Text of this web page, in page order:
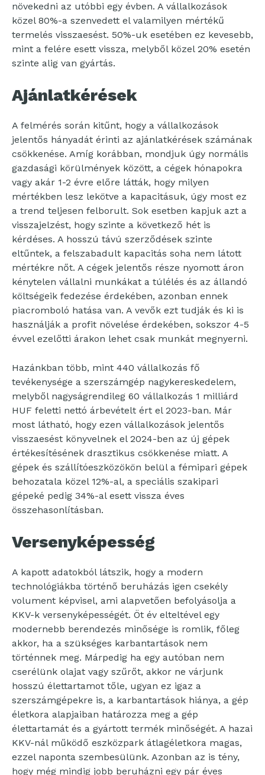
növekedni az utóbbi egy évben. A vállalkozások
közel 80%-a szenvedett el valamilyen mértékű
termelés visszaesést. 50%-uk esetében ez kevesebb,
mint a felére esett vissza, melyből közel 20% esetén
szinte alig van gyártás.
Ajánlatkérések
A felmérés során kitűnt, hogy a vállalkozások
jelentős hányadát érinti az ajánlatkérések számának
csökkenése. Amíg korábban, mondjuk úgy normális
gazdasági körülmények között, a cégek hónapokra
vagy akár 1-2 évre előre látták, hogy milyen
mértékben lesz lekötve a kapacitásuk, úgy most ez
a trend teljesen felborult. Sok esetben kapjuk azt a
visszajelzést, hogy szinte a következő hét is
kérdéses. A hosszú távú szerződések szinte
eltűntek, a felszabadult kapacitás soha nem látott
mértékre nőt. A cégek jelentős része nyomott áron
kénytelen vállalni munkákat a túlélés és az állandó
költségeik fedezése érdekében, azonban ennek
piacromboló hatása van. A vevők ezt tudják és ki is
használják a profit növelése érdekében, sokszor 4-5
évvel ezelőtti árakon lehet csak munkát megnyerni.
Hazánkban több, mint 440 vállalkozás fő
tevékenysége a szerszámgép nagykereskedelem,
melyből nagyságrendileg 60 vállalkozás 1 milliárd
HUF feletti nettó árbevételt ért el 2023-ban. Már
most látható, hogy ezen vállalkozások jelentős
visszaesést könyvelnek el 2024-ben az új gépek
értékesítésének drasztikus csökkenése miatt. A
gépek és szállítóeszközökön belül a fémipari gépek
behozatala közel 12%-al, a speciális szakipari
gépeké pedig 34%-al esett vissza éves
összehasonlításban.
Versenyképesség
A kapott adatokból látszik, hogy a modern
technológiákba történő beruházás igen csekély
volument képvisel, ami alapvetően befolyásolja a
KKV-k versenyképességét. Öt év elteltével egy
modernebb berendezés minősége is romlik, főleg
akkor, ha a szükséges karbantartások nem
történnek meg. Márpedig ha egy autóban nem
cserélünk olajat vagy szűrőt, akkor ne várjunk
hosszú élettartamot tőle, ugyan ez igaz a
szerszámgépekre is, a karbantartások hiánya, a gép
életkora alapjaiban határozza meg a gép
élettartamát és a gyártott termék minőségét. A hazai
KKV-nál működő eszközpark átlagéletkora magas,
ezzel naponta szembesülünk. Azonban az is tény,
hogy még mindig jobb beruházni egy pár éves